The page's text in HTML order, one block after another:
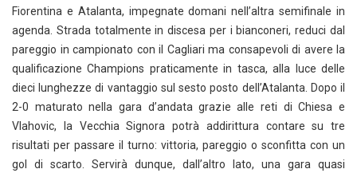
Fiorentina e Atalanta, impegnate domani nell’altra semifinale in
agenda. Strada totalmente in discesa per i bianconeri, reduci dal
pareggio in campionato con il Cagliari ma consapevoli di avere la
qualificazione Champions praticamente in tasca, alla luce delle
dieci lunghezze di vantaggio sul sesto posto dell’Atalanta. Dopo il
2-0 maturato nella gara d’andata grazie alle reti di Chiesa e
Vlahovic, la Vecchia Signora potrà addirittura contare su tre
risultati per passare il turno: vittoria, pareggio o sconfitta con un
gol di scarto. Servirà dunque, dall’altro lato, una gara quasi